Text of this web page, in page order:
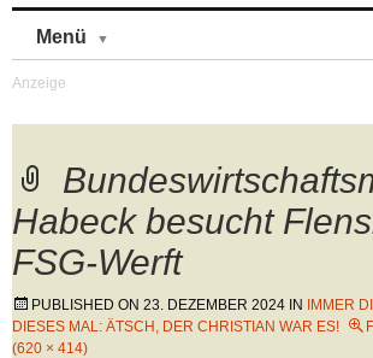
Menü
Habeck besucht
FSG-Werft
PUBLISHED ON 23. DEZEMBER 2024 IN
IMMER
DIESES MAL: ÄTSCH, DER CHRISTIAN WAR ES!
(620 × 414)